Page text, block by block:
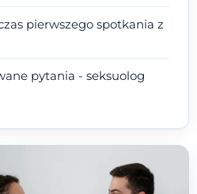
pierwszego spotkania z
pytania - seksuolog